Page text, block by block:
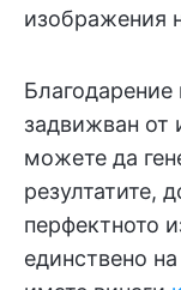
изображения
Благодарение
задвижван от
можете да
резултатите,
перфектното
единствено